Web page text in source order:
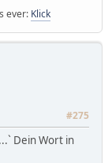
ever: Klick
#275
Dein Wort in